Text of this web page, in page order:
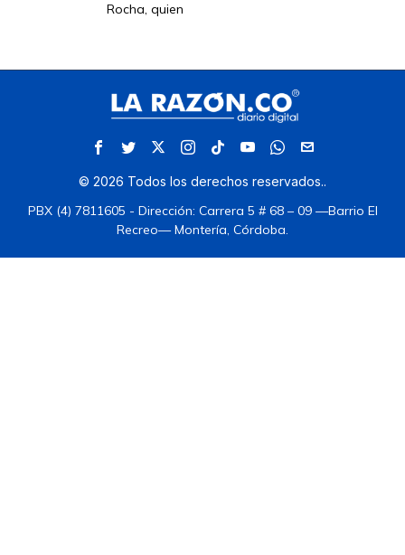
Rocha, quien
© 2026 Todos los derechos reservados..
PBX (4) 7811605 - Dirección: Carrera 5 # 68 – 09 —Barrio El
Recreo— Montería, Córdoba.